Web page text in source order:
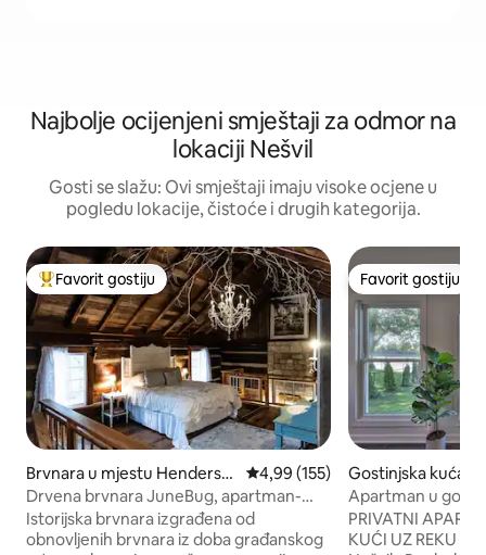
Najbolje ocijenjeni smještaji za odmor na
lokaciji Nešvil
Gosti se slažu: Ovi smještaji imaju visoke ocjene u
pogledu lokacije, čistoće i drugih kategorija.
Glavni favorit gostiju
Favorit gostiju
Brvnara u mjestu Henderso
nville
prosječna ocjena 4,99 od 5,
4,99 (155)
Drvena brvnara JuneBug, apartman-
potkrovlje iz snova, kameni kamin.
Istorijska brvnara izgrađena od
obnovljenih brvnara iz doba građanskog
Favorit gostiju
Favorit gostiju
Gostinjska kuća u
vju
Apartman u
– 15 minuta do
PRIVATNI
KUĆI UZ REKU •